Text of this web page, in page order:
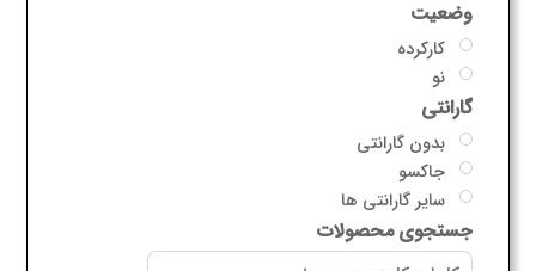
وضعیت
کارکرده
نو
گارانتی
بدون گارانتی
جاکسو
سایر گارانتی ها
جستجوی محصولات